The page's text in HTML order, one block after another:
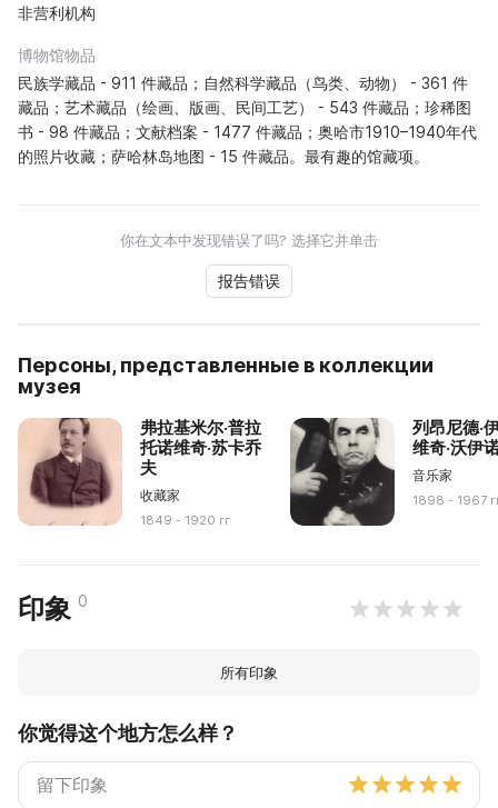
非营利机构
博物馆物品
民族学藏品 - 911 件藏品；自然科学藏品（鸟类、动物） - 361 件
藏品；艺术藏品（绘画、版画、民间工艺） - 543 件藏品；珍稀图
书 - 98 件藏品；文献档案 - 1477 件藏品；奥哈市1910–1940年代
的照片收藏；萨哈林岛地图 - 15 件藏品。最有趣的馆藏项。
你在文本中发现错误了吗? 选择它并单击
报告错误
Персоны, представленные в коллекции
музея
弗拉基米尔·普拉
托诺维奇·苏卡乔
夫
收藏家
1849 - 1920 гг
列昂尼德·
维奇·沃伊
音乐家
1898 - 1967
印象 0
所有印象
你觉得这个地方怎么样？